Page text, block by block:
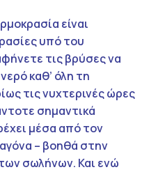
είναι
υπό του
τις βρύσες να
καθ’ όλη τη
τις νυχτερινές ώρες
σημαντικά
μέσα από τον
– βοηθά στην
σωλήνων. Και ενώ